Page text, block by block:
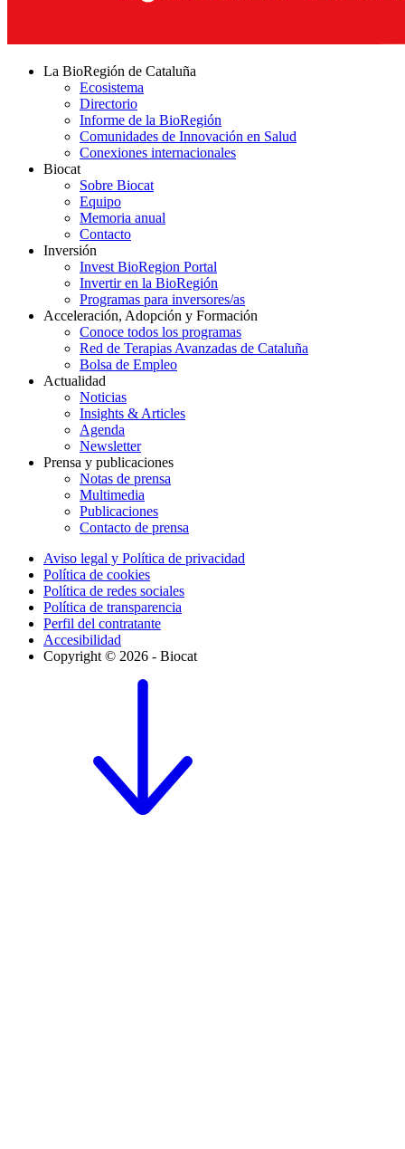
La BioRegión de Cataluña
Ecosistema
Directorio
Informe de la BioRegión
Comunidades de Innovación en Salud
Conexiones internacionales
Biocat
Sobre Biocat
Equipo
Memoria anual
Contacto
Inversión
Invest BioRegion Portal
Invertir en la BioRegión
Programas para inversores/as
Acceleración, Adopción y Formación
Conoce todos los programas
Red de Terapias Avanzadas de Cataluña
Bolsa de Empleo
Actualidad
Noticias
Insights & Articles
Agenda
Newsletter
Prensa y publicaciones
Notas de prensa
Multimedia
Publicaciones
Contacto de prensa
Aviso legal y Política de privacidad
Política de cookies
Política de redes sociales
Política de transparencia
Perfil del contratante
Accesibilidad
Copyright © 2026 - Biocat